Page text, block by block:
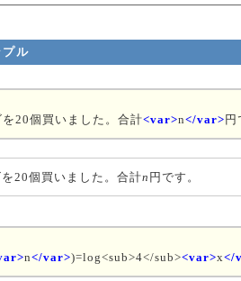
ル
20個買いました。合計<var>n</var>円
20個買いました。合計n 円です。
n</var>)=log<sub>4</sub><var>x</